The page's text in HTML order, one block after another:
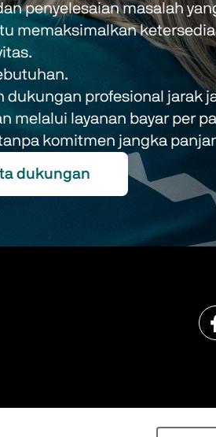
penyelesaian masalah
memaksimalkan
dukungan profesional jarak
melalui layanan bayar per
komitmen jangka
dukungan